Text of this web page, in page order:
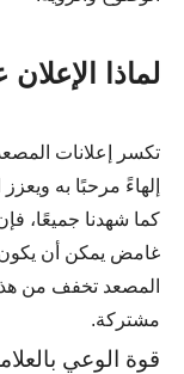
لماذا
تكسر إعلانات
إلهاءً مرحبًا به
كما شهدنا جميعًا،
غامض يمكن أن يكون
المصعد تخفف من
مشتركة.
قوة الوعي